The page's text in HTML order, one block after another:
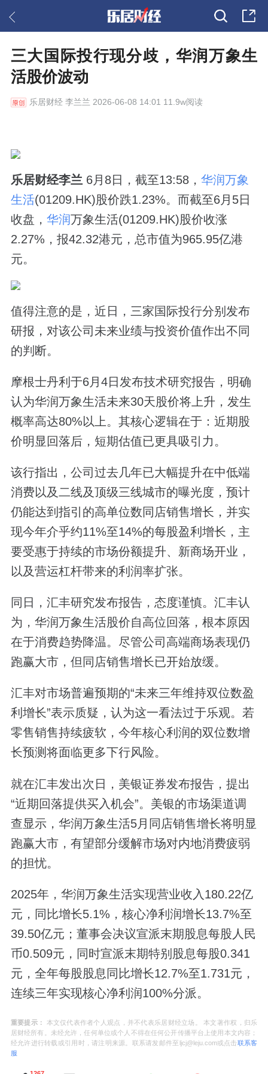
三大国际投行现分歧，华润万象生
活股价波动
乐居财经李兰兰 2026-06-08 14:01 11.9w阅读
乐居财经李兰 6月8日，截至13:58， 华润万象
生活(01209.HK)股价跌1.23%。 而截至6月5日
收盘， 华润万象生活(01209.HK)股价收涨
2.27%，报42.32港元，总市值为965.95亿港
元。
值得注意的是，近日，三家国际投行分别发布
研报，对该公司未来业绩与投资价值作出不同
的判断。
摩根士丹利于6月4日发布技术研究报告，明确
认为华润万象生活未来30天股价将上升，发生
概率高达80%以上。其核心逻辑在于：近期股
价明显回落后，短期估值已更具吸引力。
该行指出，公司过去几年已大幅提升在中低端
消费以及二线及顶级三线城市的曝光度，预计
仍能达到指引的高单位数同店销售增长，并实
现今年介乎约11%至14%的每股盈利增长，主
要受惠于持续的市场份额提升、新商场开业，
以及营运杠杆带来的利润率扩张。
同日，汇丰研究发布报告，态度谨慎。汇丰认
为，华润万象生活股价自高位回落，根本原因
在于消费趋势降温。尽管公司高端商场表现仍
跑赢大市，但同店销售增长已开始放缓。
汇丰对市场普遍预期的“未来三年维持双位数盈
利增长”表示质疑，认为这一看法过于乐观。若
零售销售持续疲软，今年核心利润的双位数增
长预测将面临更多下行风险。
就在汇丰发出次日，美银证券发布报告，提出
“近期回落提供买入机会”。美银的市场渠道调
查显示，华润万象生活5月同店销售增长将明显
跑赢大市，有望部分缓解市场对内地消费疲弱
的担忧。
2025年，华润万象生活实现营业收入180.22亿
元，同比增长5.1%，核心净利润增长13.7%至
39.50亿元；董事会决议宣派末期股息每股人民
币0.509元，同时宣派末期特别股息每股0.341
元，全年每股股息同比增长12.7%至1.731元，
连续三年实现核心净利润100%分派。
重要提示：
本文仅代表作者个人观点，并不代表乐居财经立场。 本文著作权，归乐
居财经所有。未经允许，任何单位或个人不得在任何公开传播平台上使用本文内容；
经允许进行转载或引用时，请注明来源。联系请发邮件至ljcj@leju.com或点击联系客
服